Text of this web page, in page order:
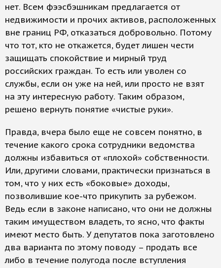
нет. Всем фээсбэшникам предлагается от
недвижимости и прочих активов, расположенных
вне границ РФ, отказаться добровольно. Потому
что тот, кто не откажется, будет лишен чести
защищать спокойствие и мирный труд
российских граждан. То есть или уволен со
службы, если он уже на ней, или просто не взят
на эту интересную работу. Таким образом,
решено вернуть понятие «чистые руки».
Правда, вчера было еще не совсем понятно, в
течение какого срока сотрудники ведомства
должны избавиться от «плохой» собственности.
Или, другими словами, практически признаться в
том, что у них есть «боковые» доходы,
позволившие кое-что прикупить за рубежом.
Ведь если в законе написано, что они не должны
таким имуществом владеть, то ясно, что факты
имеют место быть. У депутатов пока заготовлено
два варианта по этому поводу – продать все
либо в течение полугода после вступления